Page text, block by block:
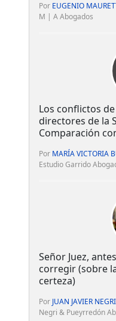
Por EUGENIO
M | A Abogados
Los conflictos
directores de la
Comparación
Por MARÍA VICTORIA
Estudio Garrido
Señor Juez,
corregir (sobre
certeza)
Por JUAN JAVIER NEGRI
Negri & Pueyrredón